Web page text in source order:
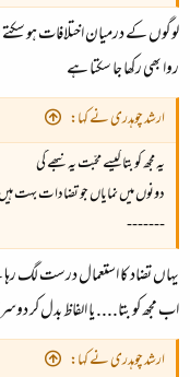
لوگوں کے درمیان اختلافات ہو
روا بھی رکھا جا سکتا ہے
ارشد چوہدری نے کہا:
یہ مجھ کو بتا کیسے محبّت یہ نبھے گی
دونوں میں نمایاں جو تضادات بہت
-------
یہاں تضاد کا استعمال درست لگ رہا
اب مجھ کو بتا.... یا الفاظ بدل کر
ارشد چوہدری نے کہا: